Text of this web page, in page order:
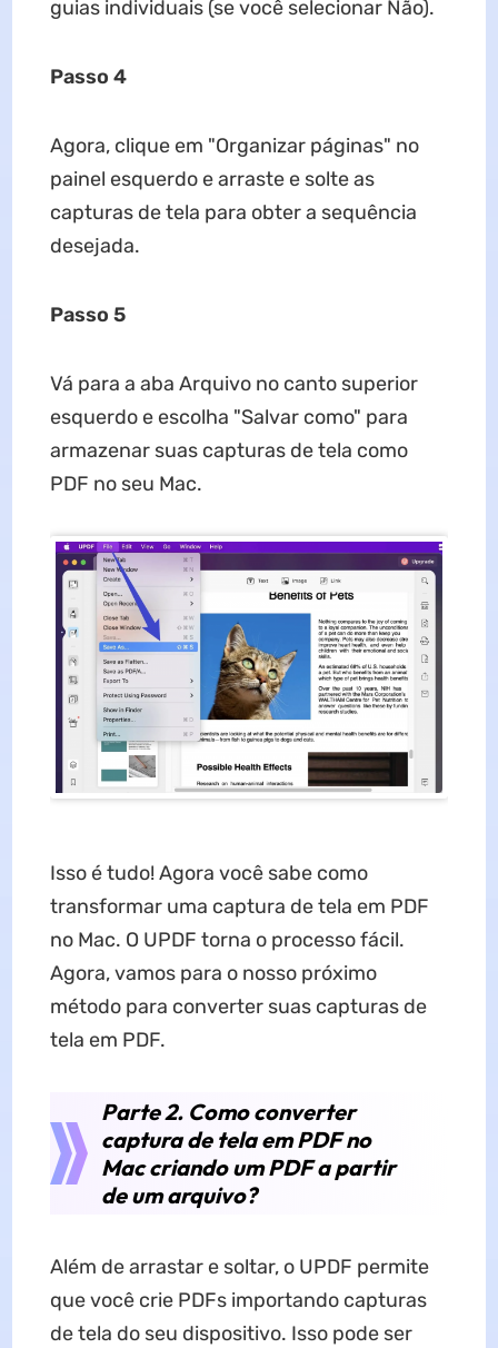
guias individuais (se você selecionar Não).
Passo 4
Agora, clique em "Organizar páginas" no
painel esquerdo e arraste e solte as
capturas de tela para obter a sequência
desejada.
Passo 5
Vá para a aba Arquivo no canto superior
esquerdo e escolha "Salvar como" para
armazenar suas capturas de tela como
PDF no seu Mac.
Isso é tudo! Agora você sabe como
transformar uma captura de tela em PDF
no Mac. O UPDF torna o processo fácil.
Agora, vamos para o nosso próximo
método para converter suas capturas de
tela em PDF.
Parte 2. Como converter
captura de tela em PDF no
Mac criando um PDF a partir
de um arquivo?
Além de arrastar e soltar, o UPDF permite
que você crie PDFs importando capturas
de tela do seu dispositivo. Isso pode ser